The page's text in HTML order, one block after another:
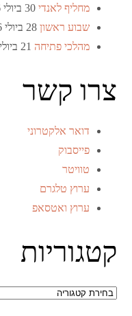
מחליף לאנדי 30 ביולי 2026
שבוע ראשון 28 ביולי 2026
מהלכי פתיחה 21 ביולי 2026
צרו קשר
דואר אלקטרוני
פייסבוק
טוויטר
ערוץ טלגרם
ערוץ ואטסאפ
קטגוריות
קטגוריות